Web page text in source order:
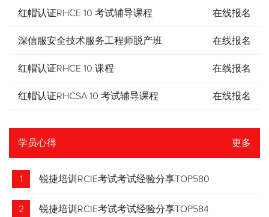
红帽认证RHCE 10 考试辅导课程 在线报名
深信服安全技术服务工程师脱产班 在线报名
红帽认证RHCE 10 课程 在线报名
红帽认证RHCSA 10 考试辅导课程 在线报名
学员心得 更多
1 锐捷培训RCIE考试考试经验分享TOP580
2 锐捷培训RCIE考试考试经验分享TOP584